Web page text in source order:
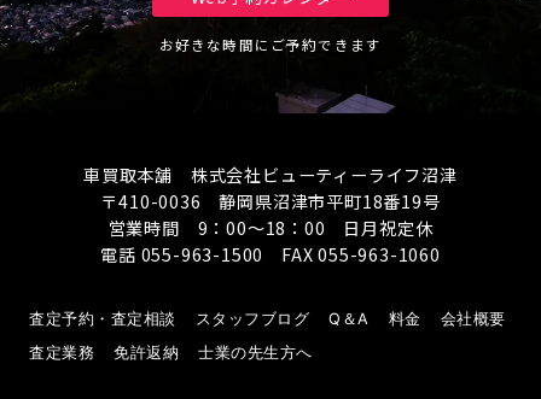
お好きな時間にご予約できます
車買取本舗 株式会社ビューティーライフ沼津
〒410-0036 静岡県沼津市平町18番19号
営業時間 9：00～18：00 日月祝定休
電話 055-963-1500 FAX 055-963-1060
査定予約・査定相談 スタッフブログ Q＆A 料金
会社概要
査定業務
免許返納 士業の先生方へ